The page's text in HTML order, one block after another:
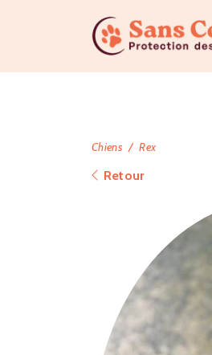
Chiens Rex
Retour